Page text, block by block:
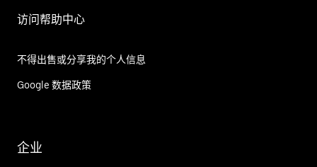
访问帮助中心
不得出售或分享我的个人信息
Google 数据政策
企业